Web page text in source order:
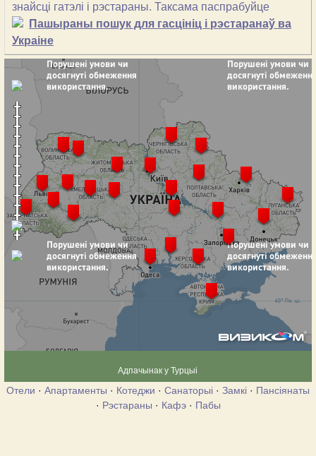
знайсці гатэлі і рэстараны. Таксама паспрабуйце
Пашыраны пошук для гасцініц і рэстаранаў ва
Украіне
Адпачынак у Турцыі
Отели · Апартаменты · Котеджи · Санаторыі · Замкі · Пансіянаты
· Рэстараны · Кафэ· Пабы